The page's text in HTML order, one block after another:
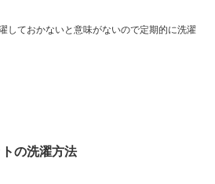
しておかないと意味がないので定期的に洗濯
の洗濯方法